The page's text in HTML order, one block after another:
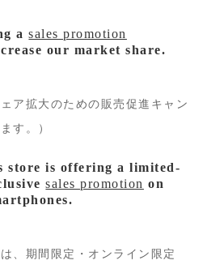
asales promotion
our market share.
ア拡大のための販売促進キャン
す。）
store is offering a limited-
sales promotion on
、期間限定・オンライン限定